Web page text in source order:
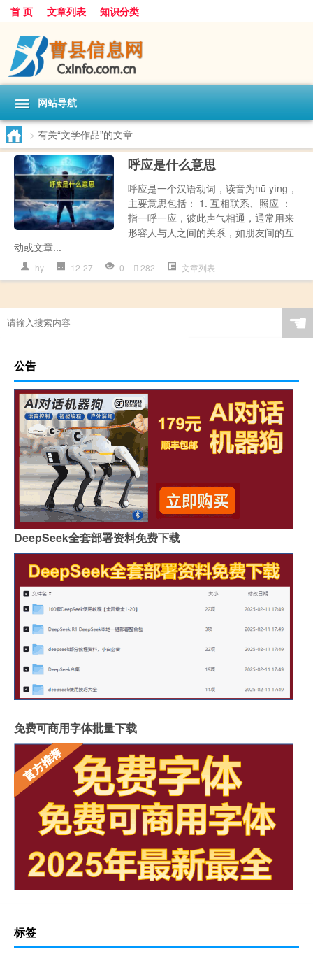
首 页 文章列表 知识分类
网站导航
> 有关“文学作品”的文章
呼应是什么意思
呼应是一个汉语动词，读音为hū yìng，
主要意思包括： 1. 互相联系、照应 ：
指一呼一应，彼此声气相通，通常用来
形容人与人之间的关系，如朋友间的互
动或文章...
hy 12-27 0 282 文章列表
☚
公告
DeepSeek全套部署资料免费下载
免费可商用字体批量下载
标签